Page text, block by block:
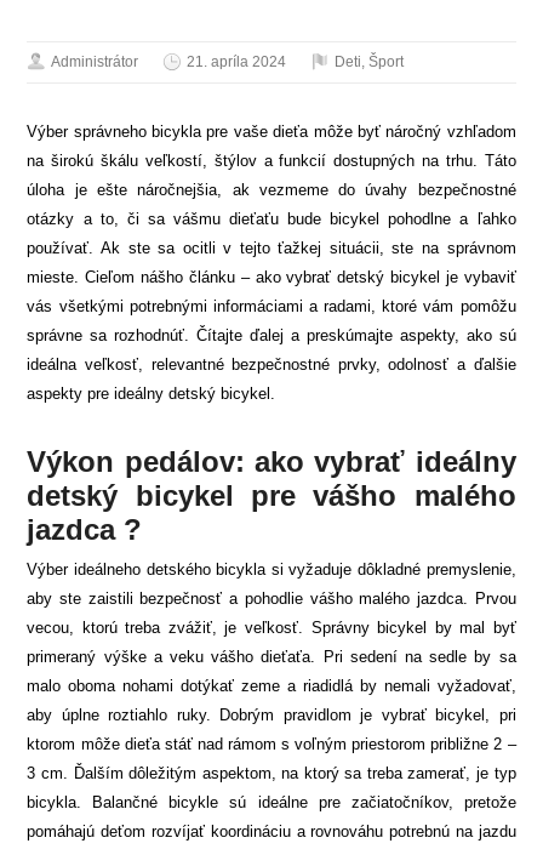
Administrátor 21. apríla 2024 Deti,Šport
Výber správneho bicykla pre vaše dieťa môže byť náročný vzhľadom
na širokú škálu veľkostí, štýlov a funkcií dostupných na trhu. Táto
úloha je ešte náročnejšia, ak vezmeme do úvahy bezpečnostné
otázky a to, či sa vášmu dieťaťu bude bicykel pohodlne a ľahko
používať. Ak ste sa ocitli v tejto ťažkej situácii, ste na správnom
mieste. Cieľom nášho článku – ako vybrať detský bicykel je vybaviť
vás všetkými potrebnými informáciami a radami, ktoré vám pomôžu
správne sa rozhodnúť. Čítajte ďalej a preskúmajte aspekty, ako sú
ideálna veľkosť, relevantné bezpečnostné prvky, odolnosť a ďalšie
aspekty pre ideálny detský bicykel.
Výkon pedálov: ako vybrať ideálny
detský bicykel pre vášho malého
jazdca ?
Výber ideálneho detského bicykla si vyžaduje dôkladné premyslenie,
aby ste zaistili bezpečnosť a pohodlie vášho malého jazdca. Prvou
vecou, ktorú treba zvážiť, je veľkosť. Správny bicykel by mal byť
primeraný výške a veku vášho dieťaťa. Pri sedení na sedle by sa
malo oboma nohami dotýkať zeme a riadidlá by nemali vyžadovať,
aby úplne roztiahlo ruky. Dobrým pravidlom je vybrať bicykel, pri
ktorom môže dieťa stáť nad rámom s voľným priestorom približne 2 –
3 cm. Ďalším dôležitým aspektom, na ktorý sa treba zamerať, je typ
bicykla. Balančné bicykle sú ideálne pre začiatočníkov, pretože
pomáhajú deťom rozvíjať koordináciu a rovnováhu potrebnú na jazdu